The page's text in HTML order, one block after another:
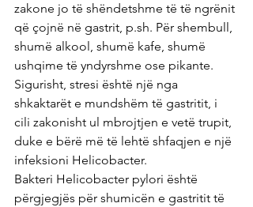
zakone jo të shëndetshme të të ngrënit
që çojnë në gastrit, p.sh. Për shembull,
shumë alkool, shumë kafe, shumë
ushqime të yndyrshme ose pikante.
Sigurisht, stresi është një nga
shkaktarët e mundshëm të gastritit, i
cili zakonisht ul mbrojtjen e vetë trupit,
duke e bërë më të lehtë shfaqjen e një
infeksioni Helicobacter.
Bakteri Helicobacter pylori është
përgjegjës për shumicën e gastritit të